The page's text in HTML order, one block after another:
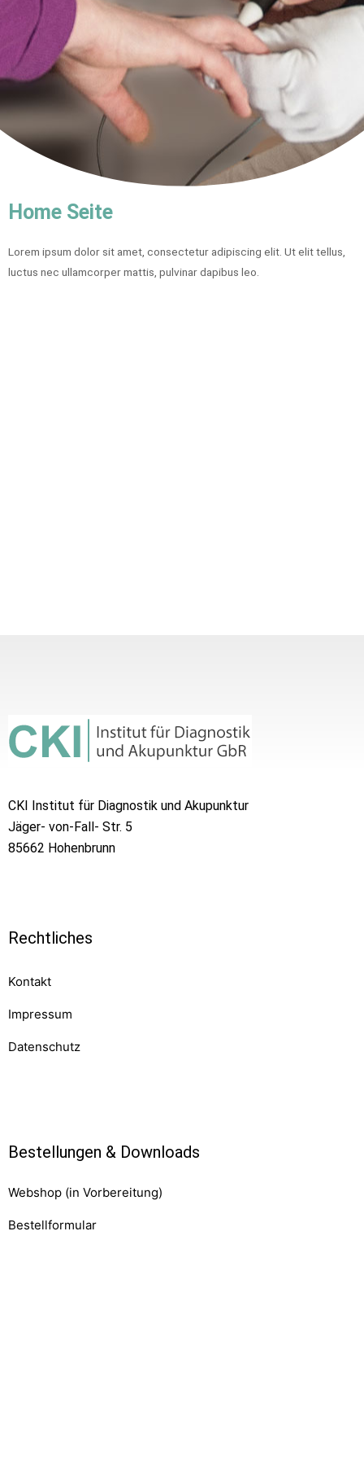
Home Seite
Lorem ipsum dolor sit amet, consectetur adipiscing elit. Ut elit tellus,
luctus nec ullamcorper mattis, pulvinar dapibus leo.
CKI Institut für Diagnostik und Akupunktur
Jäger- von-Fall- Str. 5
85662 Hohenbrunn
Rechtliches
Kontakt
Impressum
Datenschutz
Bestellungen & Downloads
Webshop (in Vorbereitung)
Bestellformular